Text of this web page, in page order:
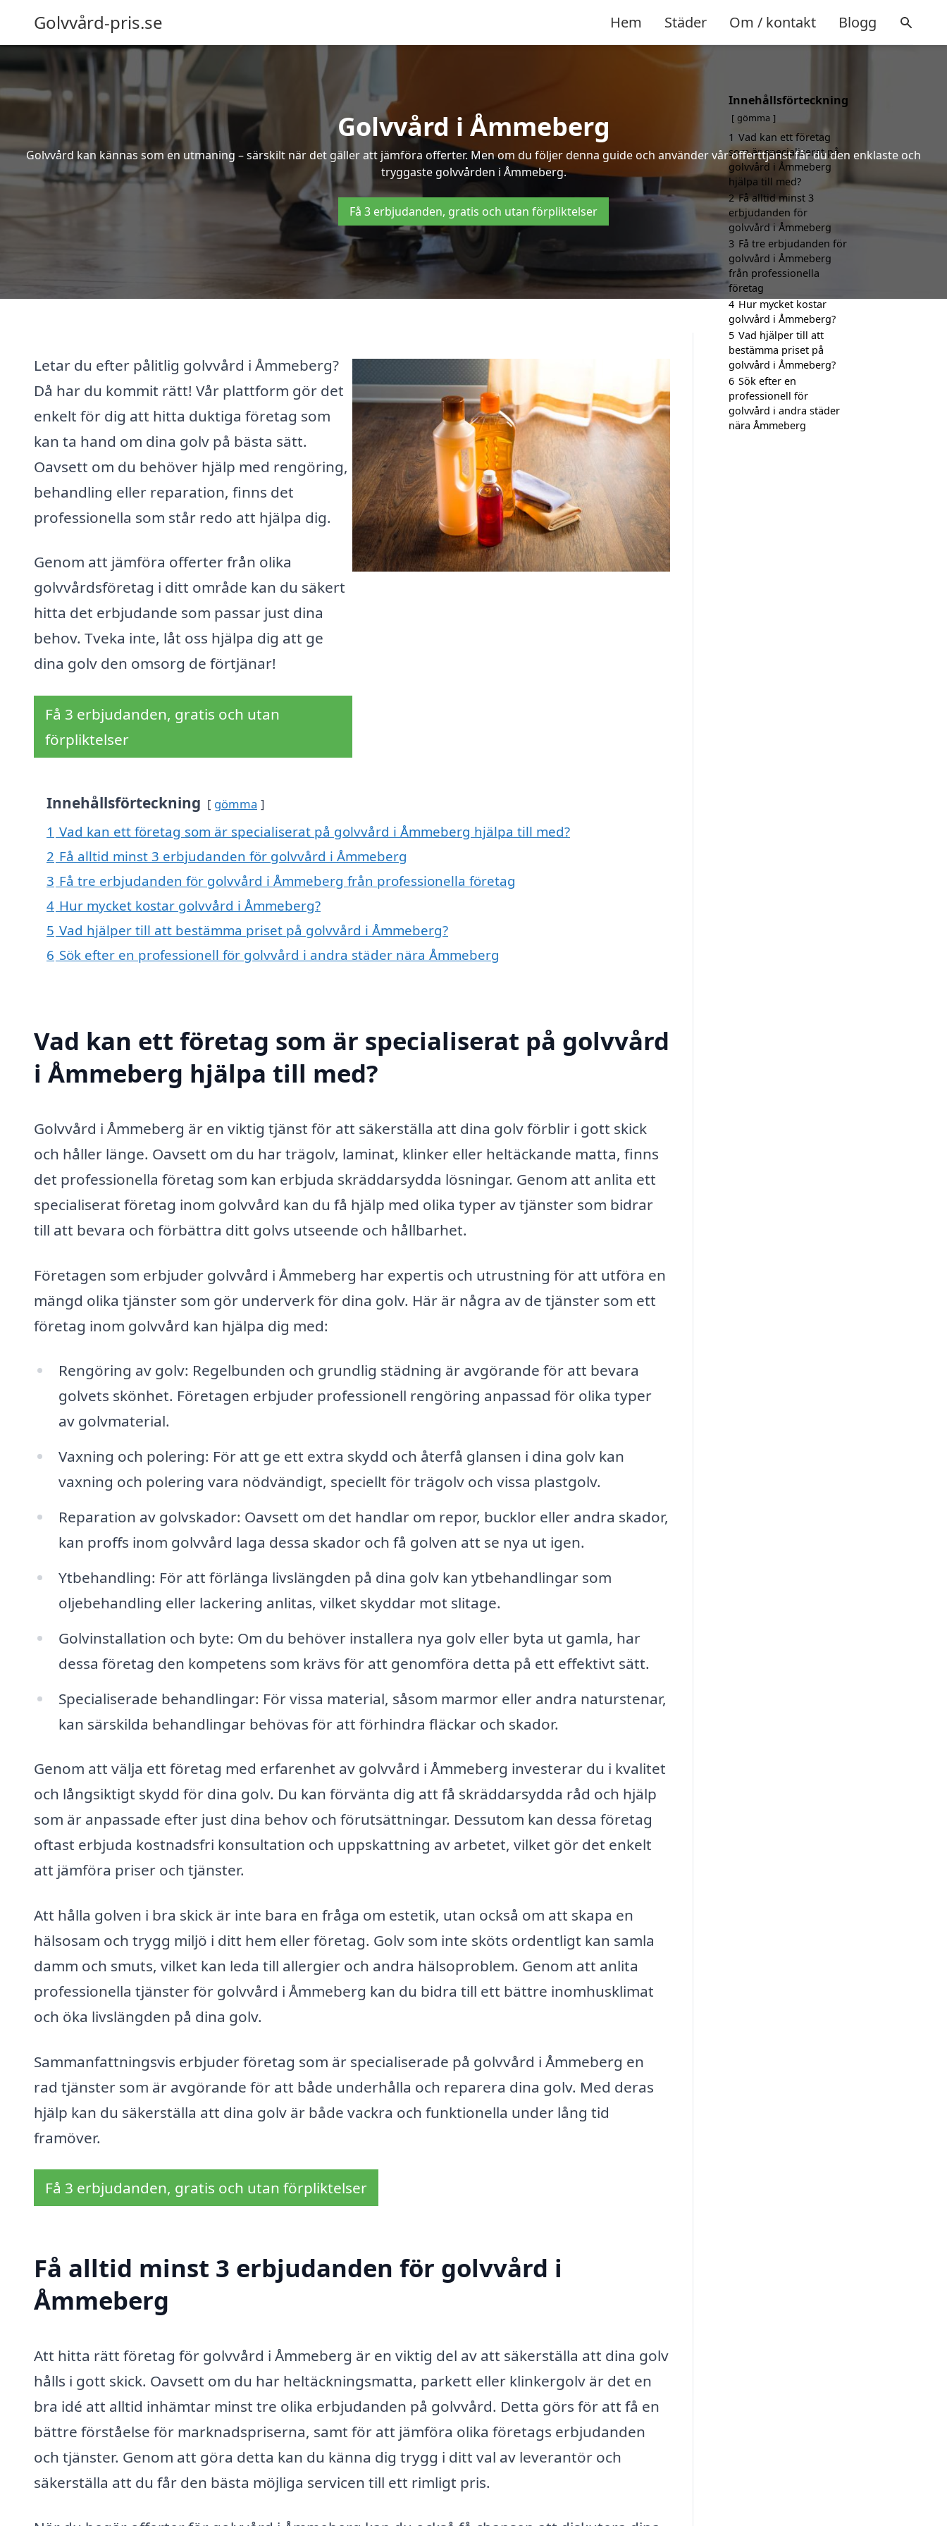
Golvvård-pris.se Hem Städer Om / kontakt Blogg
Golvvård i Åmmeberg
Golvvård kan kännas som en utmaning – särskilt när det gäller att jämföra offerter. Men om du följer denna guide och använder vår offerttjänst får du den enklaste och
tryggaste golvvården i Åmmeberg.
Få 3 erbjudanden, gratis och utan förpliktelser
Letar du efter pålitlig golvvård i Åmmeberg?
Då har du kommit rätt! Vår plattform gör det
enkelt för dig att hitta duktiga företag som
kan ta hand om dina golv på bästa sätt.
Oavsett om du behöver hjälp med rengöring,
behandling eller reparation, finns det
professionella som står redo att hjälpa dig.
Genom att jämföra offerter från olika
golvvårdsföretag i ditt område kan du säkert
hitta det erbjudande som passar just dina
behov. Tveka inte, låt oss hjälpa dig att ge
dina golv den omsorg de förtjänar!
Få 3 erbjudanden, gratis och utan
förpliktelser
Innehållsförteckning gömma
1 Vad kan ett företag som är specialiserat på golvvård i Åmmeberg hjälpa till med?
2 Få alltid minst 3 erbjudanden för golvvård i Åmmeberg
3 Få tre erbjudanden för golvvård i Åmmeberg från professionella företag
4 Hur mycket kostar golvvård i Åmmeberg?
5 Vad hjälper till att bestämma priset på golvvård i Åmmeberg?
6 Sök efter en professionell för golvvård i andra städer nära Åmmeberg
Vad kan ett företag som är specialiserat på golvvård
i Åmmeberg hjälpa till med?
Golvvård i Åmmeberg är en viktig tjänst för att säkerställa att dina golv förblir i gott skick
och håller länge. Oavsett om du har trägolv, laminat, klinker eller heltäckande matta, finns
det professionella företag som kan erbjuda skräddarsydda lösningar. Genom att anlita ett
specialiserat företag inom golvvård kan du få hjälp med olika typer av tjänster som bidrar
till att bevara och förbättra ditt golvs utseende och hållbarhet.
Företagen som erbjuder golvvård i Åmmeberg har expertis och utrustning för att utföra en
mängd olika tjänster som gör underverk för dina golv. Här är några av de tjänster som ett
företag inom golvvård kan hjälpa dig med:
Rengöring av golv: Regelbunden och grundlig städning är avgörande för att bevara
golvets skönhet. Företagen erbjuder professionell rengöring anpassad för olika typer
av golvmaterial.
Vaxning och polering: För att ge ett extra skydd och återfå glansen i dina golv kan
vaxning och polering vara nödvändigt, speciellt för trägolv och vissa plastgolv.
Reparation av golvskador: Oavsett om det handlar om repor, bucklor eller andra skador,
kan proffs inom golvvård laga dessa skador och få golven att se nya ut igen.
Ytbehandling: För att förlänga livslängden på dina golv kan ytbehandlingar som
oljebehandling eller lackering anlitas, vilket skyddar mot slitage.
Golvinstallation och byte: Om du behöver installera nya golv eller byta ut gamla, har
dessa företag den kompetens som krävs för att genomföra detta på ett effektivt sätt.
Specialiserade behandlingar: För vissa material, såsom marmor eller andra naturstenar,
kan särskilda behandlingar behövas för att förhindra fläckar och skador.
Genom att välja ett företag med erfarenhet av golvvård i Åmmeberg investerar du i kvalitet
och långsiktigt skydd för dina golv. Du kan förvänta dig att få skräddarsydda råd och hjälp
som är anpassade efter just dina behov och förutsättningar. Dessutom kan dessa företag
oftast erbjuda kostnadsfri konsultation och uppskattning av arbetet, vilket gör det enkelt
att jämföra priser och tjänster.
Att hålla golven i bra skick är inte bara en fråga om estetik, utan också om att skapa en
hälsosam och trygg miljö i ditt hem eller företag. Golv som inte sköts ordentligt kan samla
damm och smuts, vilket kan leda till allergier och andra hälsoproblem. Genom att anlita
professionella tjänster för golvvård i Åmmeberg kan du bidra till ett bättre inomhusklimat
och öka livslängden på dina golv.
Sammanfattningsvis erbjuder företag som är specialiserade på golvvård i Åmmeberg en
rad tjänster som är avgörande för att både underhålla och reparera dina golv. Med deras
hjälp kan du säkerställa att dina golv är både vackra och funktionella under lång tid
framöver.
Få 3 erbjudanden, gratis och utan förpliktelser
Få alltid minst 3 erbjudanden för golvvård i
Åmmeberg
Att hitta rätt företag för golvvård i Åmmeberg är en viktig del av att säkerställa att dina golv
hålls i gott skick. Oavsett om du har heltäckningsmatta, parkett eller klinkergolv är det en
bra idé att alltid inhämtar minst tre olika erbjudanden på golvvård. Detta görs för att få en
bättre förståelse för marknadspriserna, samt för att jämföra olika företags erbjudanden
och tjänster. Genom att göra detta kan du känna dig trygg i ditt val av leverantör och
säkerställa att du får den bästa möjliga servicen till ett rimligt pris.
Innehållsförteckning
gömma
1 Vad kan ett företag
som är specialiserat på
golvvård i Åmmeberg
hjälpa till med?
2 Få alltid minst 3
erbjudanden för
golvvård i Åmmeberg
3 Få tre erbjudanden för
golvvård i Åmmeberg
från professionella
företag
4 Hur mycket kostar
golvvård i Åmmeberg?
5 Vad hjälper till att
bestämma priset på
golvvård i Åmmeberg?
6 Sök efter en
professionell för
golvvård i andra städer
nära Åmmeberg